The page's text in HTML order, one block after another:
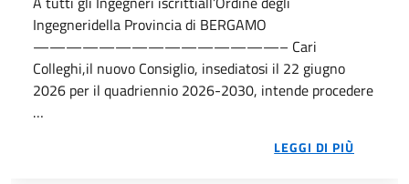
Ingegneridella Provincia di BERGAMO
———————————————– Cari
Colleghi,il nuovo Consiglio, insediatosi il 22 giugno
2026 per il quadriennio 2026-2030, intende procedere
…
LEGGI DI PIÙ